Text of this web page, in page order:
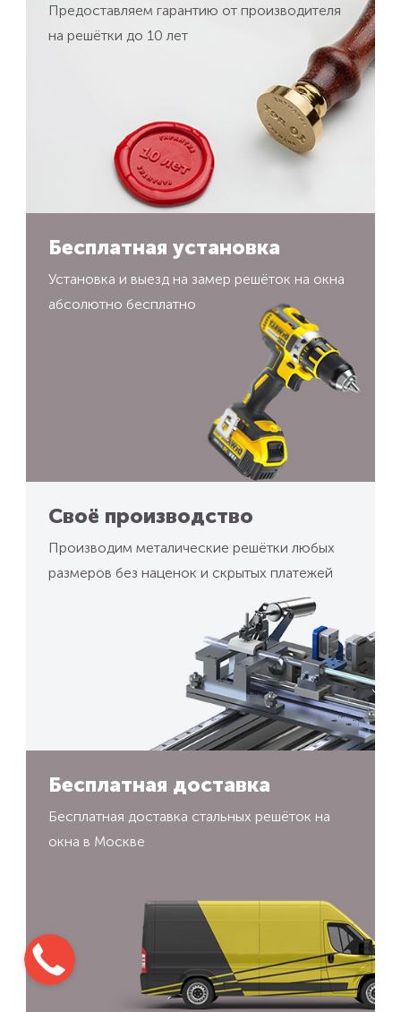
Предоставляем гарантию от производителя
на решётки до 10 лет
Бесплатная установка
Установка и выезд на замер решёток на окна
абсолютно бесплатно
Своё производство
Производим металические решётки любых
размеров без наценок и скрытых платежей
Бесплатная доставка
Бесплатная доставка стальных решёток на
окна в Москве